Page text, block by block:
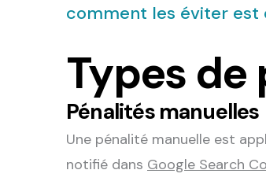
comment les éviter est
Types de
Pénalités manuelles
Une pénalité manuelle est
notifié dans Google Search